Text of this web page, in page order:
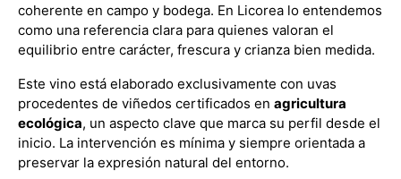
coherente en campo y bodega. En Licorea lo entendemos
como una referencia clara para quienes valoran el
equilibrio entre carácter, frescura y crianza bien medida.
Este vino está elaborado exclusivamente con uvas
procedentes de viñedos certificados en agricultura
ecológica, un aspecto clave que marca su perfil desde el
inicio. La intervención es mínima y siempre orientada a
preservar la expresión natural del entorno.